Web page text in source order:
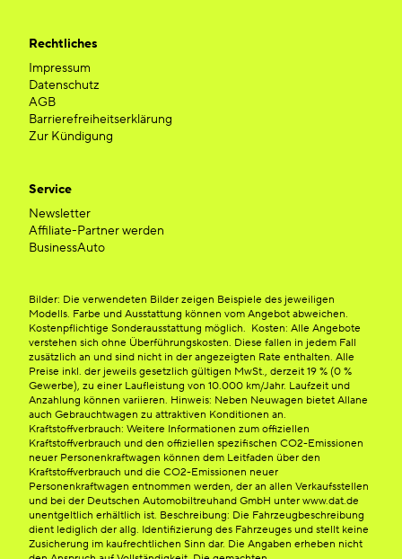
Rechtliches
Impressum
Datenschutz
AGB
Barrierefreiheitserklärung
Zur Kündigung
Service
Newsletter
Affiliate-Partner werden
BusinessAuto
Bilder: Die verwendeten Bilder zeigen Beispiele des jeweiligen
Modells. Farbe und Ausstattung können vom Angebot abweichen.
Kostenpflichtige Sonderausstattung möglich. Kosten: Alle Angebote
verstehen sich ohne Überführungskosten. Diese fallen in jedem Fall
zusätzlich an und sind nicht in der angezeigten Rate enthalten. Alle
Preise inkl. der jeweils gesetzlich gültigen MwSt., derzeit 19 % (0 %
Gewerbe), zu einer Laufleistung von 10.000 km/Jahr. Laufzeit und
Anzahlung können variieren. Hinweis: Neben Neuwagen bietet Allane
auch Gebrauchtwagen zu attraktiven Konditionen an.
Kraftstoffverbrauch: Weitere Informationen zum offiziellen
Kraftstoffverbrauch und den offiziellen spezifischen CO2-Emissionen
neuer Personenkraftwagen können dem Leitfaden über den
Kraftstoffverbrauch und die CO2-Emissionen neuer
Personenkraftwagen entnommen werden, der an allen Verkaufsstellen
und bei der Deutschen Automobiltreuhand GmbH unter www.dat.de
unentgeltlich erhältlich ist. Beschreibung: Die Fahrzeugbeschreibung
dient lediglich der allg. Identifizierung des Fahrzeuges und stellt keine
Zusicherung im kaufrechtlichen Sinn dar. Die Angaben erheben nicht